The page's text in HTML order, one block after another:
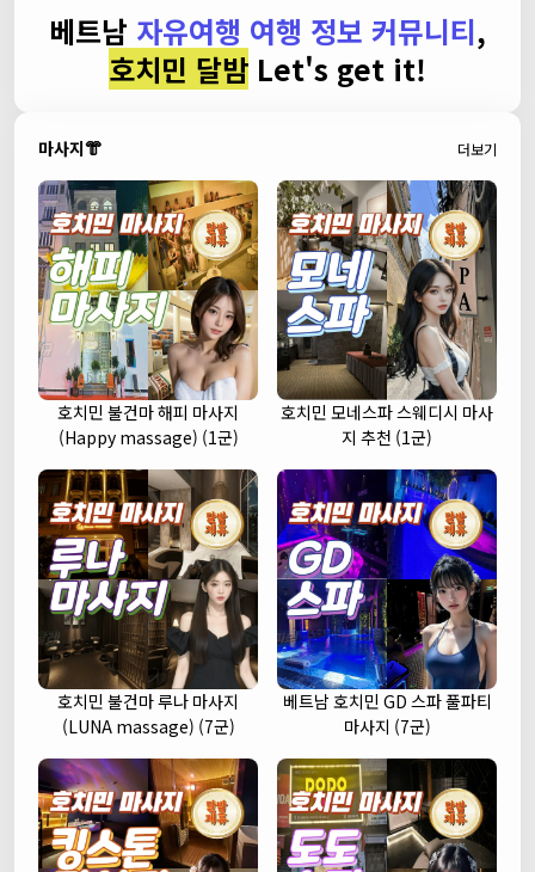
베트남 자유여행 여행 정보 커뮤니티,
호치민 달밤 Let's get it!
마사지👘 더보기
호치민 불건마 해피 마사지
(Happy massage) (1군)
호치민 모네스파 스웨디시 마사
지 추천 (1군)
호치민 불건마 루나 마사지
(LUNA massage) (7군)
베트남 호치민 GD 스파 풀파티
마사지 (7군)